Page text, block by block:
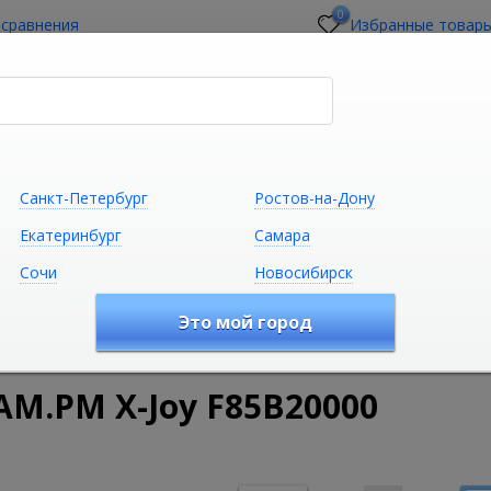
0 Избранные
Сантехника Климатическая
Смесители Смесители для душа
X-Joy F85B20000
Санкт-Петербург
Ростов-на-Дону
Екатеринбург
Самара
Сочи Новосибирск
Это мой город